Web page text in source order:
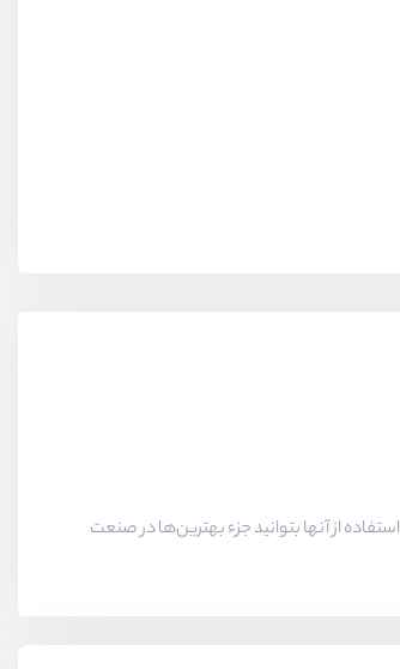
از آنها بتوانید جزء بهترین‌ها در صنعت